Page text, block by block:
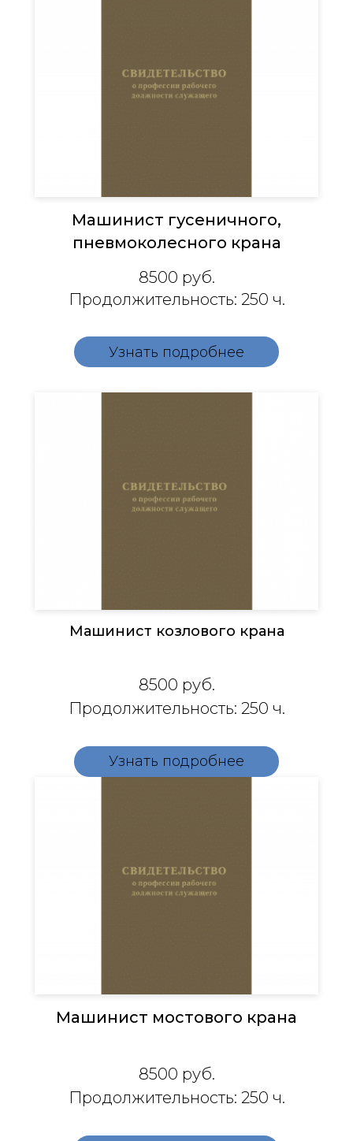
Машинист гусеничного,
пневмоколесного крана
8500 руб.
Продолжительность: 250 ч.
Узнать подробнее
Машинист козлового крана
8500 руб.
Продолжительность: 250 ч.
Узнать подробнее
Машинист мостового крана
8500 руб.
Продолжительность: 250 ч.